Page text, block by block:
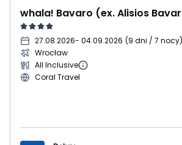
whala! Bavaro (ex. Alisios
27.08.2026- 04.09.2026 (9 dni / 7 nocy)
Wrocław
All Inclusive
Coral Travel